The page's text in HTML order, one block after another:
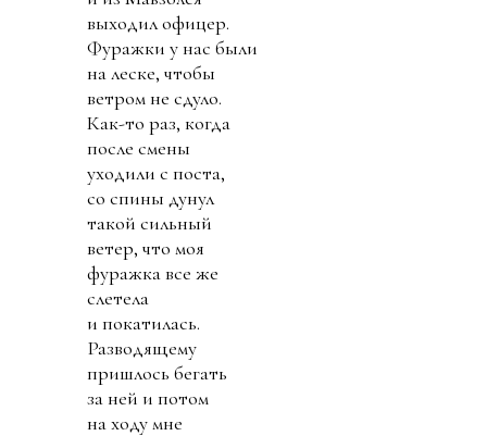
выходил офицер.
Фуражки у нас были
на леске, чтобы
ветром не сдуло.
Как-то раз, когда
после смены
уходили с поста,
со спины дунул
такой сильный
ветер, что моя
фуражка все же
слетела
и покатилась.
Разводящему
пришлось бегать
за ней и потом
на ходу мне